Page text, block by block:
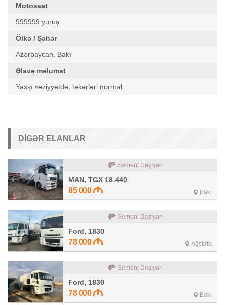
Motosaat
999999 yürüş
Ölkə / Şəhər
Azərbaycan, Bakı
Əlavə məlumat
Yaxşı vəziyyətdə, təkərləri normal
DIGƏR ELANLAR
Sement Daşıyan
MAN, TGX 18.440
85 000 Bakı
Sement Daşıyan
Ford, 1830
78 000 Ağstafa
Sement Daşıyan
Ford, 1830
78 000 Bakı